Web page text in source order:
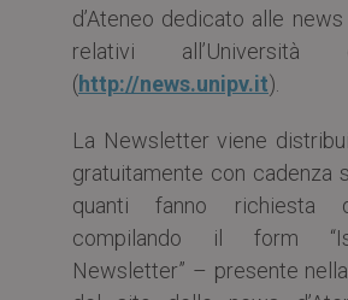
d’Ateneo dedicato alle
relativi
(http://news.unipv.it).
La Newsletter viene
gratuitamente con cadenza
quanti fanno richiesta
compilando il form
Newsletter” – presente